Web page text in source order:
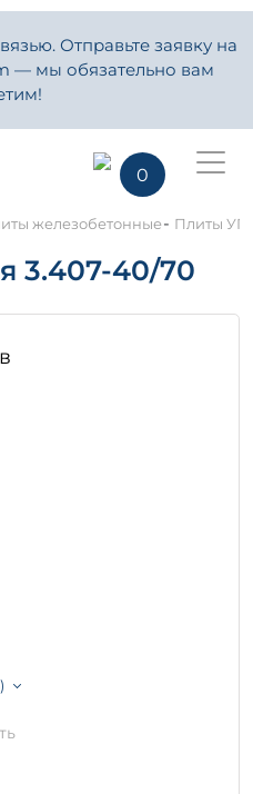
Отправьте заявку на
— мы обязательно вам
0
железобетонные- Плиты УП
3.407-40/70